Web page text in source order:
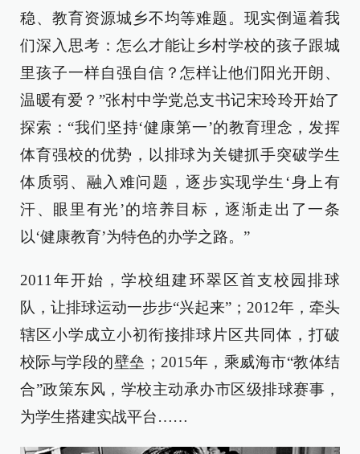
稳、教育资源城乡不均等难题。现实倒逼着我
们深入思考：怎么才能让乡村学校的孩子跟城
里孩子一样自强自信？怎样让他们阳光开朗、
温暖有爱？”张村中学党总支书记宋玲玲开始了
探索：“我们坚持‘健康第一’的教育理念，发挥
体育强校的优势，以排球为关键抓手突破学生
体质弱、融入难问题，逐步实现学生‘身上有
汗、眼里有光’的培养目标，逐渐走出了一条
以‘健康教育’为特色的办学之路。”
2011年开始，学校组建环翠区首支校园排球
队，让排球运动一步步“兴起来”；2012年，牵头
辖区小学成立小初衔接排球片区共同体，打破
校际与学段的壁垒；2015年，乘威海市“教体结
合”政策东风，学校主动承办市区级排球赛事，
为学生搭建实战平台……